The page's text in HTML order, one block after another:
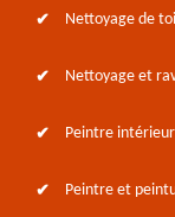
Nettoyage de
Nettoyage et
Peintre
Peintre et